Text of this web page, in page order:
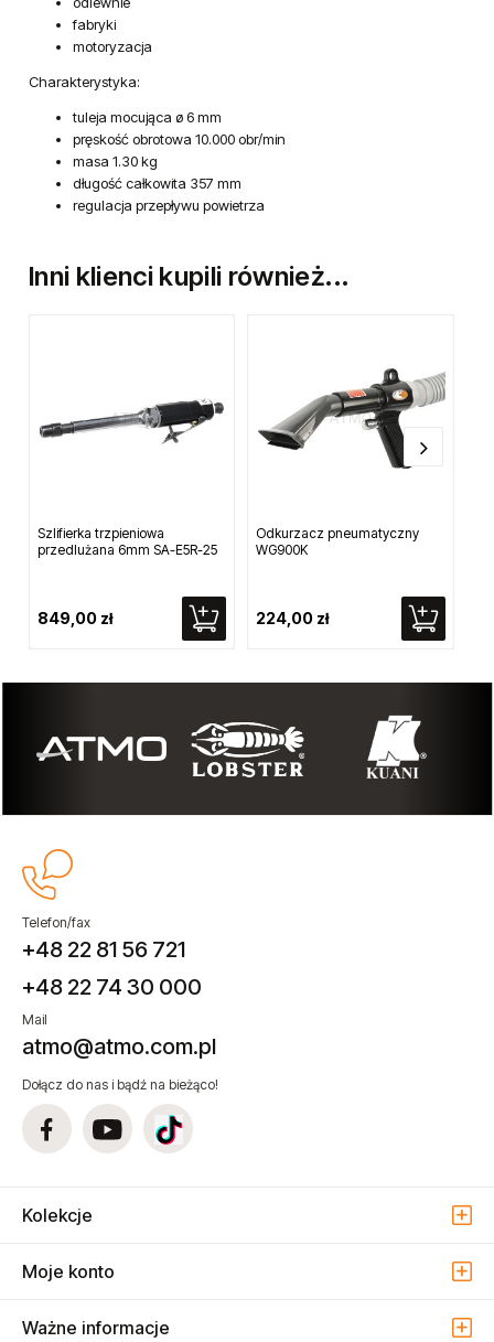
fabryki
motoryzacja
Charakterystyka:
tuleja mocująca ø 6 mm
pręskość obrotowa 10.000 obr/min
masa 1.30 kg
długość całkowita 357 mm
regulacja przepływu powietrza
Inni klienci kupili również...
Szlifierka trzpieniowa
przedlużana 6mm SA-E5R-25
849,00 zł
Odkurzacz pneumatyczny
WG900K
224,00 zł
Telefon/fax
+48 22 81 56 721
+48 22 74 30 000
Mail
atmo@atmo.com.pl
Dołącz do nas i bądź na bieżąco!
Kolekcje
Moje konto
Ważne informacje